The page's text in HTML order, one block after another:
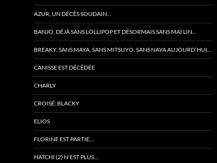
AZUR, UN DÉCÈS SOUDAIN…
BANJO, DÉJÀ SANS LOLLIPOP ET DÉSORMAIS SANS MAÏ LIN…
BREAKY, SANS MAYA, SANS MITSUYO, SANS NAYA AUJOURD’HUI…
CANISSE EST DÉCÉDÉE
CHARLY
CROISÉ: BLACKY
ELIOS
FLORINE EST PARTIE…
HATCHI (2) N’EST PLUS…